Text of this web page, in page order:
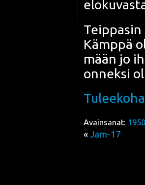
Kämp­pä
mään jo
onnek­si
Avainsanat:
«Jam-17